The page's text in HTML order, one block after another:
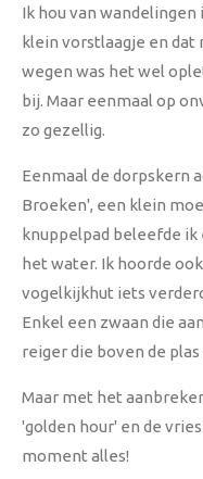
Ik hou van wandelingen
klein vorstlaagje en dat
wegen was het wel
bij. Maar eenmaal op
zo gezellig.
Eenmaal de dorpskern
Broeken', een klein
knuppelpad beleefde ik
het water. Ik hoorde
vogelkijkhut iets
Enkel een zwaan die
reiger die boven de plas
Maar met het
'golden hour' en de
moment alles!